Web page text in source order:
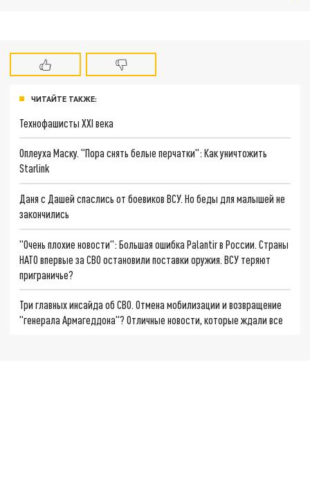
ЧИТАЙТЕ ТАКЖЕ:
Технофашисты XXI века
Оплеуха Маску. "Пора снять белые перчатки": Как уничтожить
Starlink
Даня с Дашей спаслись от боевиков ВСУ. Но беды для малышей не
закончились
"Очень плохие новости": Большая ошибка Palantir в России. Страны
НАТО впервые за СВО остановили поставки оружия. ВСУ теряют
приграничье?
Три главных инсайда об СВО. Отмена мобилизации и возвращение
"генерала Армагеддона"? Отличные новости, которые ждали все